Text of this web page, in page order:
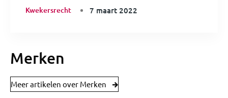
Kwekersrecht 7 maart 2022
Merken
Meer artikelen over Merken